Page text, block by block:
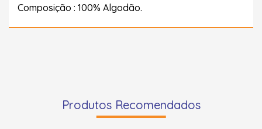
Composição : 100% Algodão.
Produtos Recomendados